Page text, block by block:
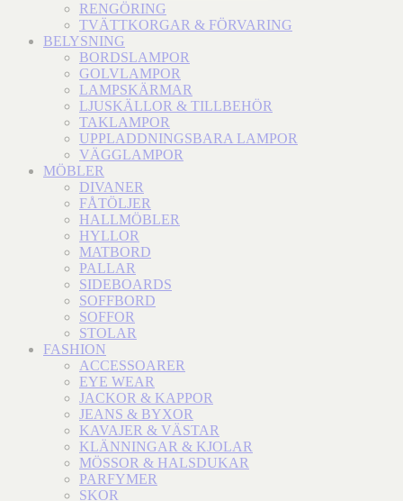
RENGÖRING
TVÄTTKORGAR & FÖRVARING
BELYSNING
BORDSLAMPOR
GOLVLAMPOR
LAMPSKÄRMAR
LJUSKÄLLOR & TILLBEHÖR
TAKLAMPOR
UPPLADDNINGSBARA LAMPOR
VÄGGLAMPOR
MÖBLER
DIVANER
FÅTÖLJER
HALLMÖBLER
HYLLOR
MATBORD
PALLAR
SIDEBOARDS
SOFFBORD
SOFFOR
STOLAR
FASHION
ACCESSOARER
EYE WEAR
JACKOR & KAPPOR
JEANS & BYXOR
KAVAJER & VÄSTAR
KLÄNNINGAR & KJOLAR
MÖSSOR & HALSDUKAR
PARFYMER
SKOR